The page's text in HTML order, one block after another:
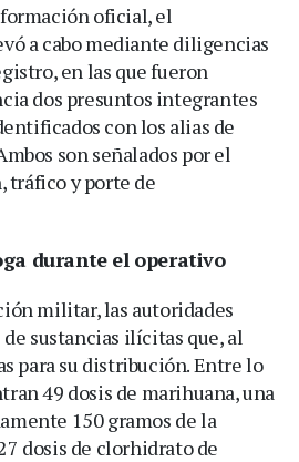
oficial, el
a cabo mediante diligencias
en las que fueron
dos presuntos integrantes
con los alias de
son señalados por el
tráfico y porte de
durante el operativo
militar, las autoridades
sustancias ilícitas que, al
para su distribución. Entre lo
49 dosis de marihuana, una
150 gramos de la
dosis de clorhidrato de